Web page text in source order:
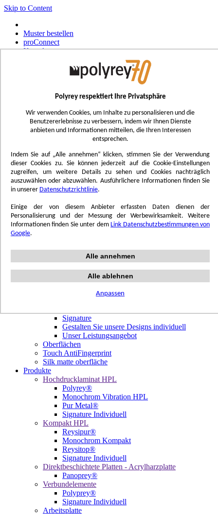
Polyrey respektiert Ihre Privatsphäre
Wir verwenden Cookies, um Inhalte zu personalisieren und die
Benutzererlebnisse zu verbessern, indem wir Ihnen Dienste
anbieten und Informationen mitteilen, die Ihren Interessen
entsprechen.
Indem Sie auf „Alle annehmen“ klicken, stimmen Sie der Verwendung
dieser Cookies zu. Sie können jederzeit auf die Cookie-Einstellungen
zugreifen, um weitere Details zu sehen und Cookies nachträglich
auszuwählen oder abzuwählen. Ausführlichere Informationen finden Sie
in unserer Datenschutzrichtlinie.
Einige der von diesem Anbieter erfassten Daten dienen der
Personalisierung und der Messung der Werbewirksamkeit. Weitere
Informationen finden Sie unter dem Link Datenschutzbestimmungen von
Google.
Alle annehmen
Alle ablehnen
Anpassen
Skip to Content
Muster bestellen
proConnect
Kontakt
Français
UK - Ireland
International
Español
Nederlands
Toggle Nav
Menu
Trend'Lab
Marble Obsession
Terrazzo Passion
Crafted Tiles
Woods Custom
Unsere Dekore
Signature
Gestalten Sie unsere Designs individuell
Unser Leistungsangebot
Oberflächen
Touch AntiFingerprint
Silk matte oberfläche
Produkte
Hochdrucklaminat HPL
Polyrey®
Monochrom Vibration HPL
Pur Metal®
Signature Individuell
Kompakt HPL
Reysipur®
Monochrom Kompakt
Reysitop®
Signature Individuell
Direktbeschichtete Platten - Acrylharzplatte
Panoprey®
Verbundelemente
Polyprey®
Signature Individuell
Arbeitsplatte